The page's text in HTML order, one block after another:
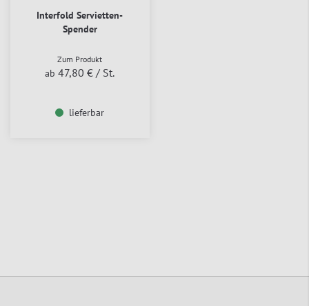
Interfold Servietten-
Spender
Zum Produkt
ab 47,80 € / St.
lieferbar